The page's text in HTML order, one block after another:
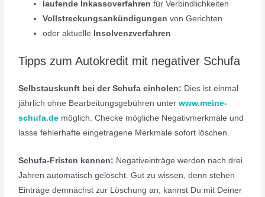
laufende Inkassoverfahren für Verbindlichkeiten
Vollstreckungsankündigungen von Gerichten
oder aktuelle Insolvenzverfahren
Tipps zum Autokredit mit negativer Schufa
Selbstauskunft bei der Schufa einholen: Dies ist einmal
jährlich ohne Bearbeitungsgebühren unterwww.meine-
schufa.de möglich. Checke mögliche Negativmerkmale und
lasse fehlerhafte eingetragene Merkmale sofort löschen.
Schufa-Fristen kennen: Negativeinträge werden nach drei
Jahren automatisch gelöscht. Gut zu wissen, denn stehen
Einträge demnächst zur Löschung an, kannst Du mit Deiner